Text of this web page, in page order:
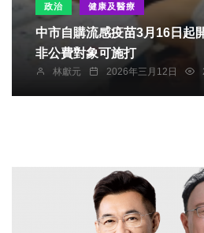
政治 健康及醫療
中市自購流感疫苗3月16日
非公費對象可施打
林獻元 2026年三月12日